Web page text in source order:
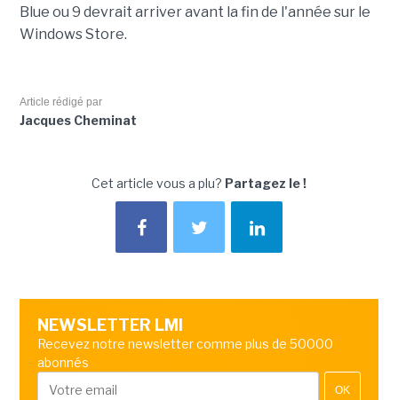
Blue ou 9 devrait arriver avant la fin de l'année sur le
Windows Store.
Article rédigé par
Jacques Cheminat
Cet article vous a plu? Partagez le !
NEWSLETTER LMI
Recevez notre newsletter comme plus de 50000
abonnés
OK